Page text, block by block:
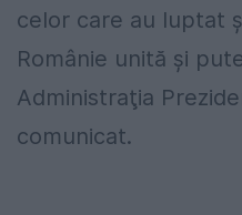
celor care au luptat
Românie unită şi
Administraţia
comunicat.